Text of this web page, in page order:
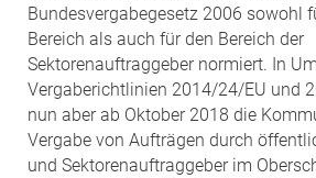
Bundesvergabegesetz 2006 sowohl
Bereich als auch für den Bereich der
Sektorenauftraggeber normiert. In
Vergaberichtlinien 2014/24/EU und
nun aber ab Oktober 2018 die
Vergabe von Aufträgen durch
und Sektorenauftraggeber im